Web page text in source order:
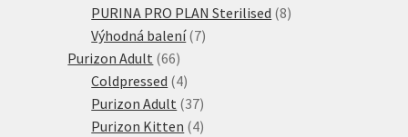
produktů
PURINA PRO PLAN Sterilised 88
Výhodná balení 77
Purizon Adult 6666
produktů
Coldpressed 44
produkty
Purizon Adult 3737
produktů
Purizon Kitten 44